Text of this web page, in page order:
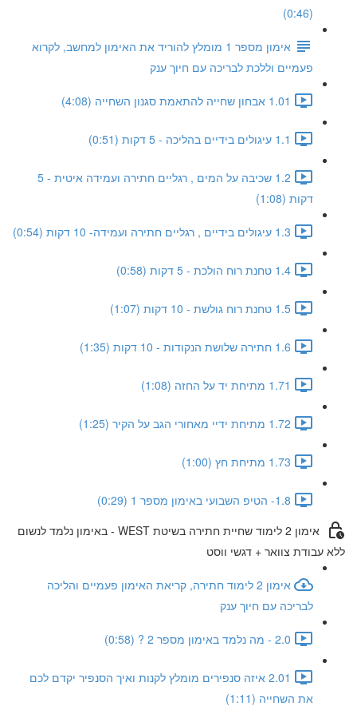
(0:46)
אימון מספר 1 מומלץ להוריד את האימון למחשב, לקרוא
פעמיים וללכת לבריכה עם חיוך ענק
1.01 אבחון שחייה להתאמת סגנון השחייה (4:08)
1.1 עיגולים בידיים בהליכה - 5 דקות (0:51)
1.2 שכיבה על המים , רגליים חתירה ועמידה איטית - 5
דקות (1:08)
1.3 עיגולים בידיים , רגליים חתירה ועמידה- 10 דקות (0:54)
1.4 טחנת רוח הולכת - 5 דקות (0:58)
1.5 טחנת רוח גולשת - 10 דקות (1:07)
1.6 חתירה שלושת הנקודות - 10 דקות (1:35)
1.71 מתיחת יד על החזה (1:08)
1.72 מתיחת ידיי מאחורי הגב על הקיר (1:25)
1.73 מתיחת חץ (1:00)
1.8- הטיפ השבועי באימון מספר 1 (0:29)
אימון 2 לימוד שחיית חתירה בשיטת WEST - באימון נלמד לנשום
ללא עבודת צוואר + דגשי ווסט
אימון 2 לימוד חתירה, קריאת האימון פעמיים והליכה
לבריכה עם חיוך ענק
2.0 - מה נלמד באימון מספר 2 ? (0:58)
2.01 איזה סנפירים מומלץ לקנות ואיך הסנפיר יקדם לכם
את השחייה (1:11)